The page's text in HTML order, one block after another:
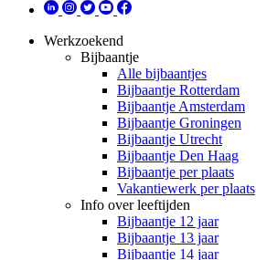
Werkzoekend
Bijbaantje
Alle bijbaantjes
Bijbaantje Rotterdam
Bijbaantje Amsterdam
Bijbaantje Groningen
Bijbaantje Utrecht
Bijbaantje Den Haag
Bijbaantje per plaats
Vakantiewerk per plaats
Info over leeftijden
Bijbaantje 12 jaar
Bijbaantje 13 jaar
Bijbaantje 14 jaar